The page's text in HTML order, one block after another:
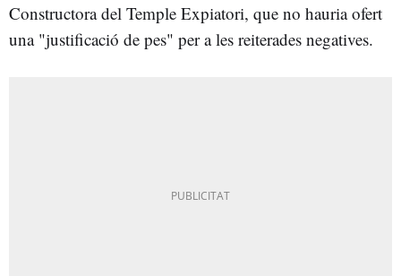
Constructora del Temple Expiatori, que no hauria ofert
una "justificació de pes" per a les reiterades negatives.